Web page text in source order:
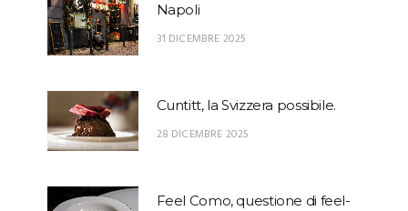
Napoli
31 DICEMBRE 2025
Cuntitt, la Svizzera possibile.
28 DICEMBRE 2025
Feel Como, questione di feel-